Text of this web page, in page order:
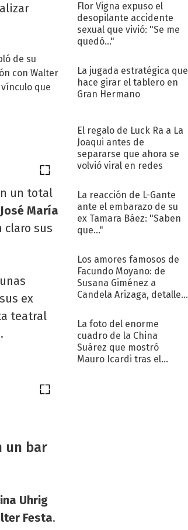
un total
José María
claro sus
ex
teatral
un bar
Uhrig
Festa.
Flor Vigna expuso el
desopilante accidente
sexual que vivió: "Se me
quedó..."
La jugada estratégica que
hace girar el tablero en
Gran Hermano
El regalo de Luck Ra a La
Joaqui antes de
separarse que ahora se
volvió viral en redes
La reacción de L-Gante
ante el embarazo de su
ex Tamara Báez: "Saben
que..."
Los amores famosos de
Facundo Moyano: de
Susana Giménez a
Candela Arizaga, detalles
sentimental
La foto del enorme
cuadro de la China
Suárez que mostró
Mauro Icardi tras el